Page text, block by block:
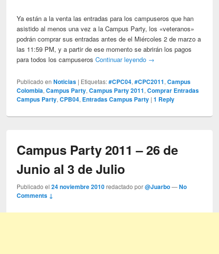
Ya están a la venta las entradas para los campuseros que han
asistido al menos una vez a la Campus Party, los «veteranos»
podrán comprar sus entradas antes de el Miércoles 2 de marzo a
las 11:59 PM, y a partir de ese momento se abrirán los pagos
para todos los campuserosContinuar leyendo →
Publicado en Noticias | Etiquetas: #CPC04,#CPC2011,Campus
Colombia,Campus Party,Campus Party 2011,Comprar Entradas
Campus Party,CPB04, Entradas Campus Party |1 Reply
Campus Party 2011 – 26 de
Junio al 3 de Julio
Publicado el24 noviembre 2010 redactado por@Juarbo —No
Comments ↓